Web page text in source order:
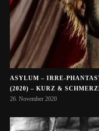
ASYLUM – IRRE-
(2020) – KURZ &
26. November 2020